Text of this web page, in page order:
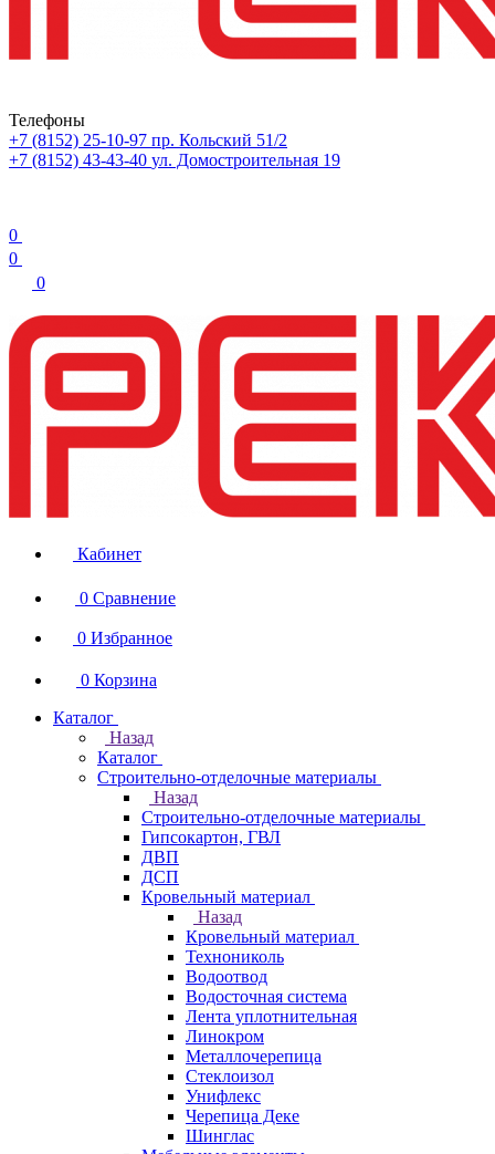
Телефоны
+7 (8152) 25-10-97 пр. Кольский 51/2
+7 (8152) 43-43-40 ул. Домостроительная 19
0
0
0
Кабинет
0 Сравнение
0 Избранное
0 Корзина
Каталог
Назад
Каталог
Строительно-отделочные материалы
Назад
Строительно-отделочные материалы
Гипсокартон, ГВЛ
ДВП
ДСП
Кровельный материал
Назад
Кровельный материал
Технониколь
Водоотвод
Водосточная система
Лента уплотнительная
Линокром
Металлочерепица
Стеклоизол
Унифлекс
Черепица Деке
Шинглас